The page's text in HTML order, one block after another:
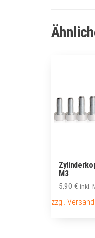
M3
5,90 € inkl.
zzgl. Versand